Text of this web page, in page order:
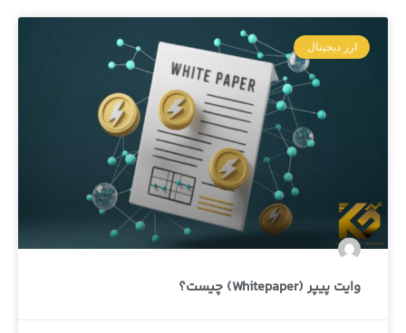
ارز دیجیتال
وایت پیپر (Whitepaper) چیست؟